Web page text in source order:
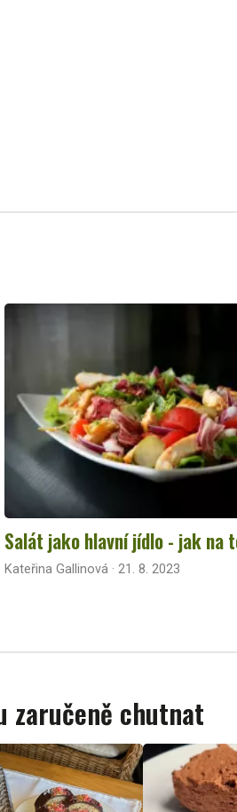
Salát jako hlavní jídlo - jak na
Kateřina Gallinová · 21. 8. 2023
zaručeně chutnat